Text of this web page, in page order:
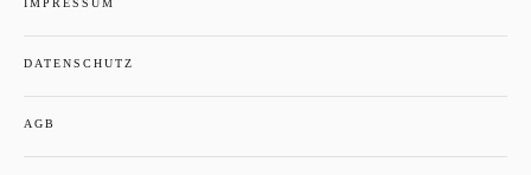
DATENSCHUTZ
AGB